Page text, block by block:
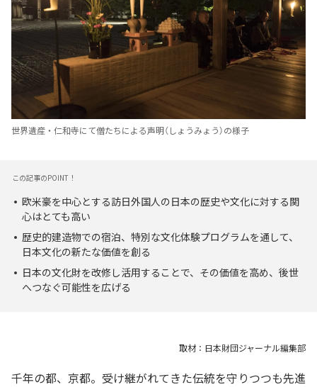
世界遺産・仁和寺にて僧たちによる声明（しょうみょう）の様子
この記事のPOINT！
欧米豪を中心とする訪日外国人の日本の歴史や文化に対する関
心はとても高い
歴史的建造物での宿泊、特別な文化体験プログラムを通して、
日本文化の新たな価値を創る
日本の文化財を改修し活用することで、その価値を高め、後世
へつなぐ可能性を広げる
取材：日本財団ジャーナル編集部
千年の都、京都。受け継がれてきた伝統を守りつつも先進